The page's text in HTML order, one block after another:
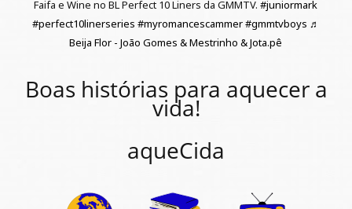
Faifa e Wine no BL Perfect 10 Liners da GMMTV.#juniormark
#perfect10linerseries #myromancescammer#gmmtvboys ♬
Beija Flor - João Gomes & Mestrinho & Jota.pê
Boas histórias para aquecer a
vida!
aqueCida